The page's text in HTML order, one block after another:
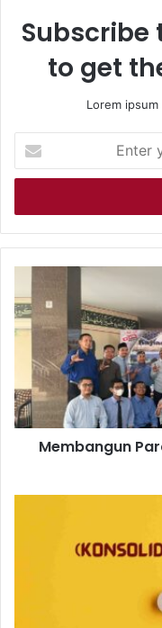
to get
Lorem
your
Email
Membangun
Paradigma
Ta'dib
di
Labschool
Cibubur
Membangun